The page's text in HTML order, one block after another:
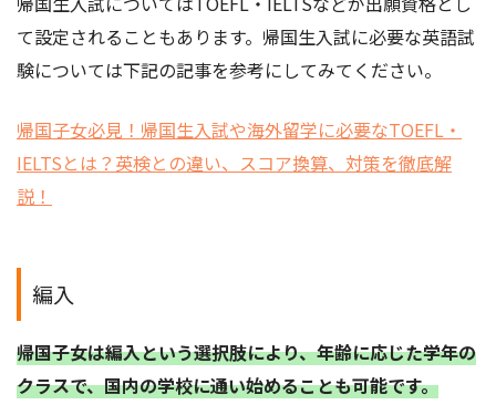
て設定されることもあります。帰国生入試に必要な英語試
験については下記の記事を参考にしてみてください。
帰国子女必見！帰国生入試や海外留学に必要なTOEFL・
IELTSとは？英検との違い、スコア換算、対策を徹底解
説！
編入
帰国子女は編入という選択肢により、年齢に応じた学年の
クラスで、国内の学校に通い始めることも可能です。